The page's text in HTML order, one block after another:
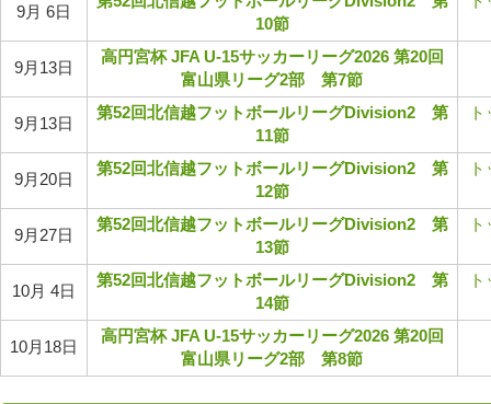
9月 6日
10節
9月13日
高円宮杯 JFA U-15サッカーリーグ2026 第20回
富山県リーグ2部 第7節
9月13日
第52回北信越フットボールリーグDivision2 第
11節
9月20日
第52回北信越フットボールリーグDivision2 第
12節
9月27日
第52回北信越フットボールリーグDivision2 第
13節
10月 4日
第52回北信越フットボールリーグDivision2 第
14節
10月18日
高円宮杯 JFA U-15サッカーリーグ2026 第20回
富山県リーグ2部 第8節